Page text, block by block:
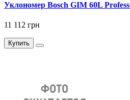
Уклономер Bosch GIM 60L
11 112 грн
Купить